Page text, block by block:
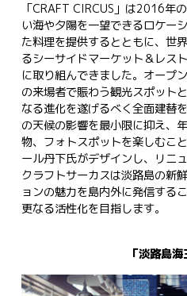
「CRAFT CIRCUS」は2016年
い海や夕陽を一望できるロケー
た料理を提供するとともに、世
るシーサイドマーケット＆レス
に取り組んできました。オープ
の来場者で賑わう観光スポット
なる進化を遂げるべく全面建替
の天候の影響を最小限に抑え、
物、フォトスポットを楽しむこ
ール丹下氏がデザインし、リニ
クラフトサーカスは淡路島の新
ョンの魅力を島内外に発信する
更なる活性化を目指します。
「淡路島海